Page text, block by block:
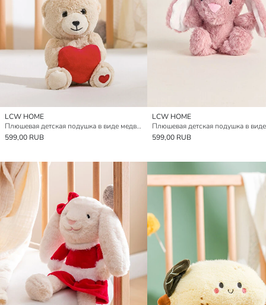
LCW HOME
Плюшевая детская подушка в виде медведя 17 см
599,00 RUB
LCW HOME
599,00 RUB